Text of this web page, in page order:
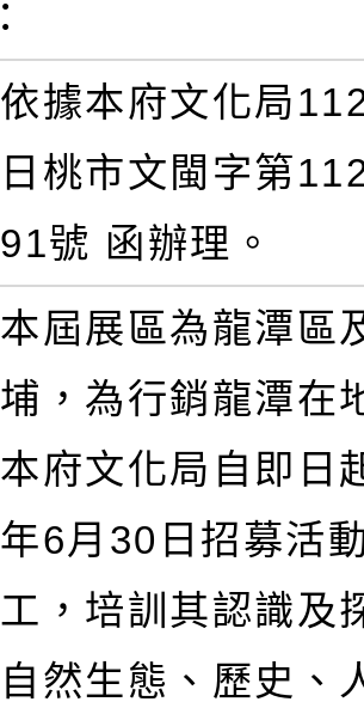
依據本府文化局
日桃市文閩字第
91號 函辦理。
本屆展區為龍潭區
埔，為行銷龍潭在
本府文化局自即日
年6月30日招募活
工，培訓其認識及
自然生態、歷史、